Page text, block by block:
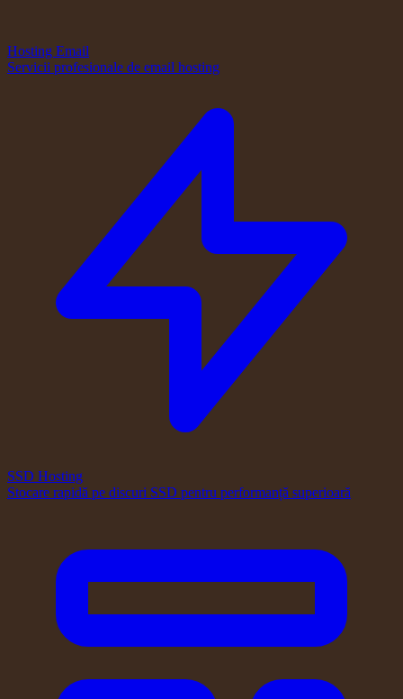
Hosting Email
Servicii profesionale de email hosting
SSD Hosting
Stocare rapidă pe discuri SSD pentru performanță superioară